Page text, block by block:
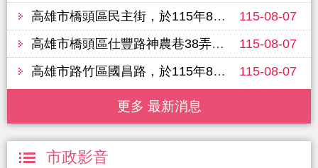
115-08-07
高雄市橋頭區民主街，於115年8月11日進行路面改善工程，敬請行經車輛提前改道並注意行車安全
115-08-07
高雄市橋頭區仕豐路神農巷38弄（三民路至仕豐路），於115年8月11日進行路面改善工程，敬請行經車輛提前改道並注意行車安全
115-08-07
高雄市路竹區國昌路，於115年8月13日進行路面改善工程，敬請行經車輛提前改道並注意行車安全
更多 最新消息
市政影音